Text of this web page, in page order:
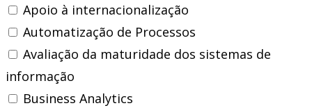
Apoio à internacionalização
Automatização de Processos
Avaliação da maturidade dos sistemas de
informação
Business Analytics